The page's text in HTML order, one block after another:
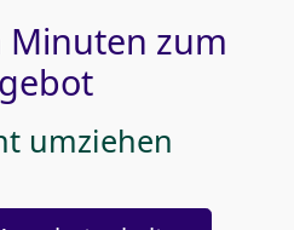
zum
umziehen